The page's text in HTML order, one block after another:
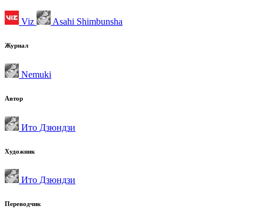
Viz Asahi Shimbunsha
Журнал
Nemuki
Автор
Ито Дзюндзи
Художник
Ито Дзюндзи
Переводчик